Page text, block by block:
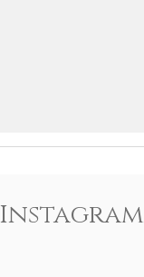
Instagram